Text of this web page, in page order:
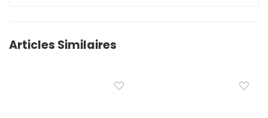
Articles Similaires